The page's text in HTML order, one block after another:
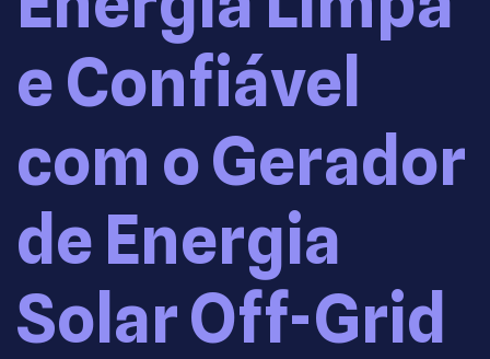
e Confiável
com o Gerador
de Energia
Solar Off-Grid